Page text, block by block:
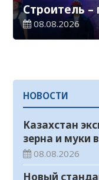
Строитель –
08.08.2026
НОВОСТИ
Казахстан
зерна и муки
08.08.2026
Новый